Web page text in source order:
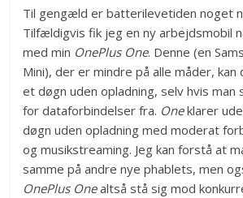
Til gengæld er batterilevetiden noget
Tilfældigvis fik jeg en ny arbejdsmobil
med min OnePlus One. Denne (en
Mini), der er mindre på alle måder,
et døgn uden opladning, selv hvis man
for dataforbindelser fra. Oneklarer
døgn uden opladning med moderat
og musikstreaming. Jeg kan forstå at
samme på andre nye phablets, men
OnePlus Onealtså stå sig mod